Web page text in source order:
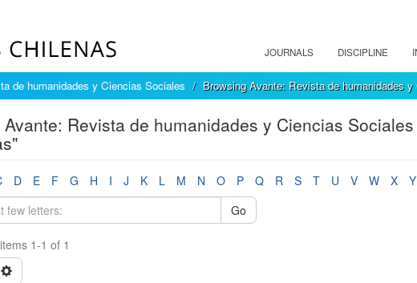
JOURNALS DISCIPLINE
de humanidades y Ciencias Sociales Browsing Avante: Revista de humanidades
Avante: Revista de humanidades y Ciencias
D E F G H I J K L M N O P Q R S T U V W X Y
Go
1-1 of 1